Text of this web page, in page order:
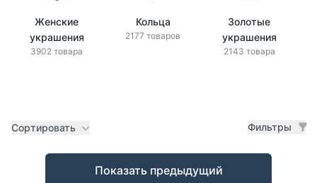
Женские
украшения
3902 товара
Кольца
2177 товаров
Золотые
украшения
2143 товара
Сортировать Фильтры
Товары
Показать предыдущий